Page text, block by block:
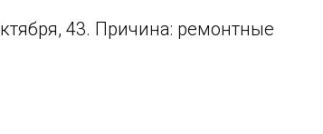
43. Причина: ремонтные